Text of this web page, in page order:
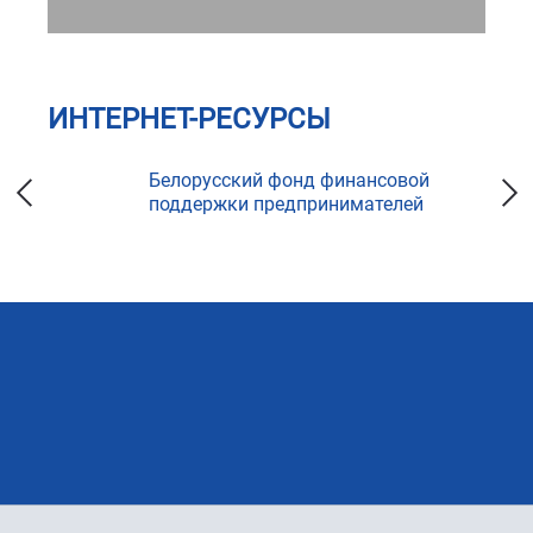
ИНТЕРНЕТ-РЕСУРСЫ
Белорусский фонд финансовой
поддержки предпринимателей